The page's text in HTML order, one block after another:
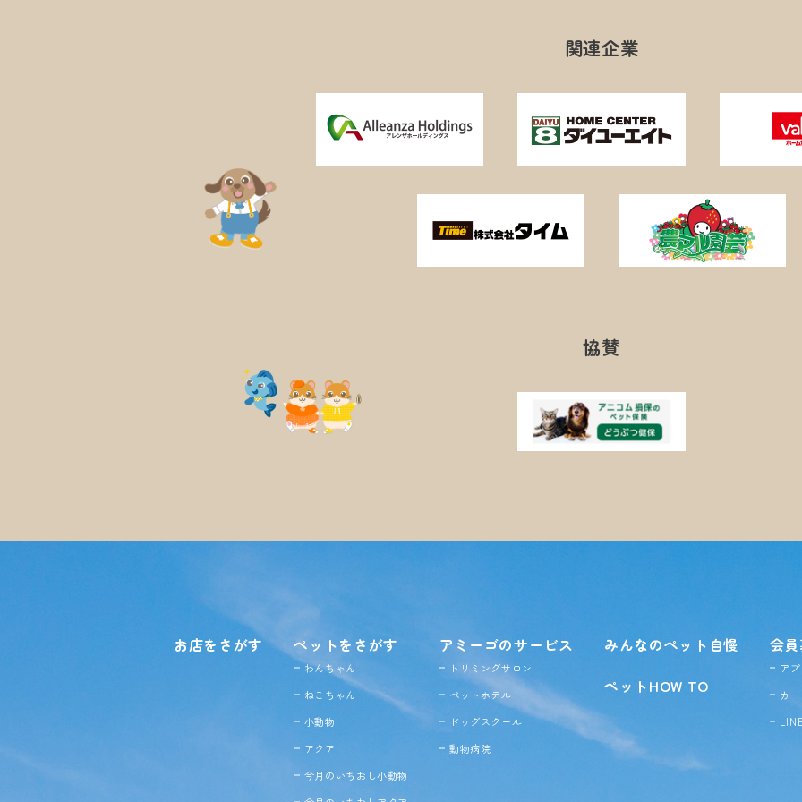
関連企業
協賛
お店をさがす ペットをさがす
わんちゃん
ねこちゃん
小動物
アクア
今月のいちおし小動物
アミーゴのサービス
トリミングサロン
ペットホテル
ドッグスクール
動物病院
みんなのペット自慢
ペットHOW TO
会
ア
カ